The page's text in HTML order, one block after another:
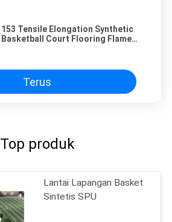
153 Tensile Elongation Synthetic
Basketball Court Flooring Flame
Terus
Top produk
Lantai Lapangan Basket
Sintetis SPU